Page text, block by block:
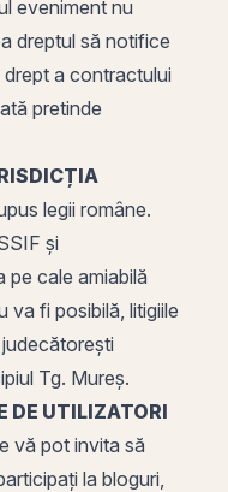
eveniment nu
dreptul să notifice
a contractului
pretinde
legii române.
și
pe cale amiabilă
va fi posibilă, litigiile
Tg. Mureș.
DE UTILIZATORI
vă pot invita să
la bloguri,